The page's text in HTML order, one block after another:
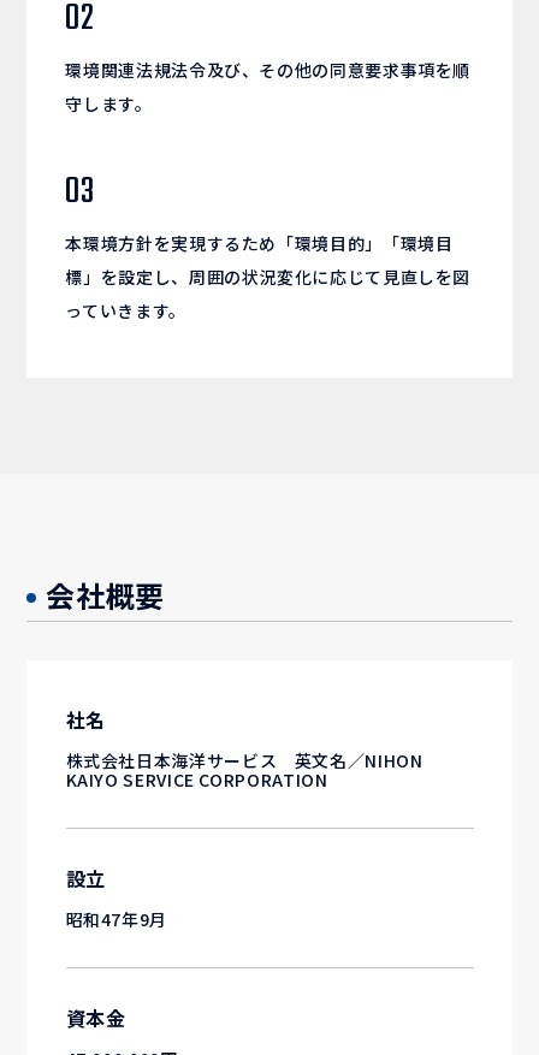
02
環境関連法規法令及び、その他の同意要求事項を順
守します。
03
本環境方針を実現するため「環境目的」「環境目
標」を設定し、周囲の状況変化に応じて見直しを図
っていきます。
会社概要
社名
株式会社日本海洋サービス 英文名／NIHON
KAIYO SERVICE CORPORATION
設立
昭和47年9月
資本金